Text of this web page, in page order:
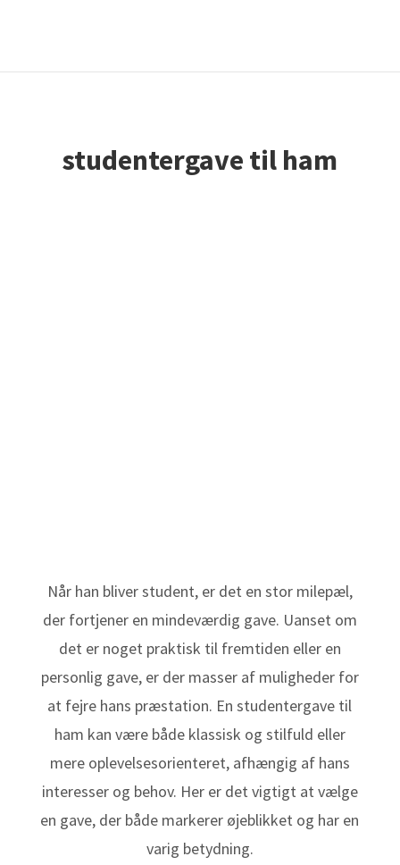
studentergave til ham
Når han bliver student, er det en stor milepæl,
der fortjener en mindeværdig gave. Uanset om
det er noget praktisk til fremtiden eller en
personlig gave, er der masser af muligheder for
at fejre hans præstation. En studentergave til
ham kan være både klassisk og stilfuld eller
mere oplevelsesorienteret, afhængig af hans
interesser og behov. Her er det vigtigt at vælge
en gave, der både markerer øjeblikket og har en
varig betydning.